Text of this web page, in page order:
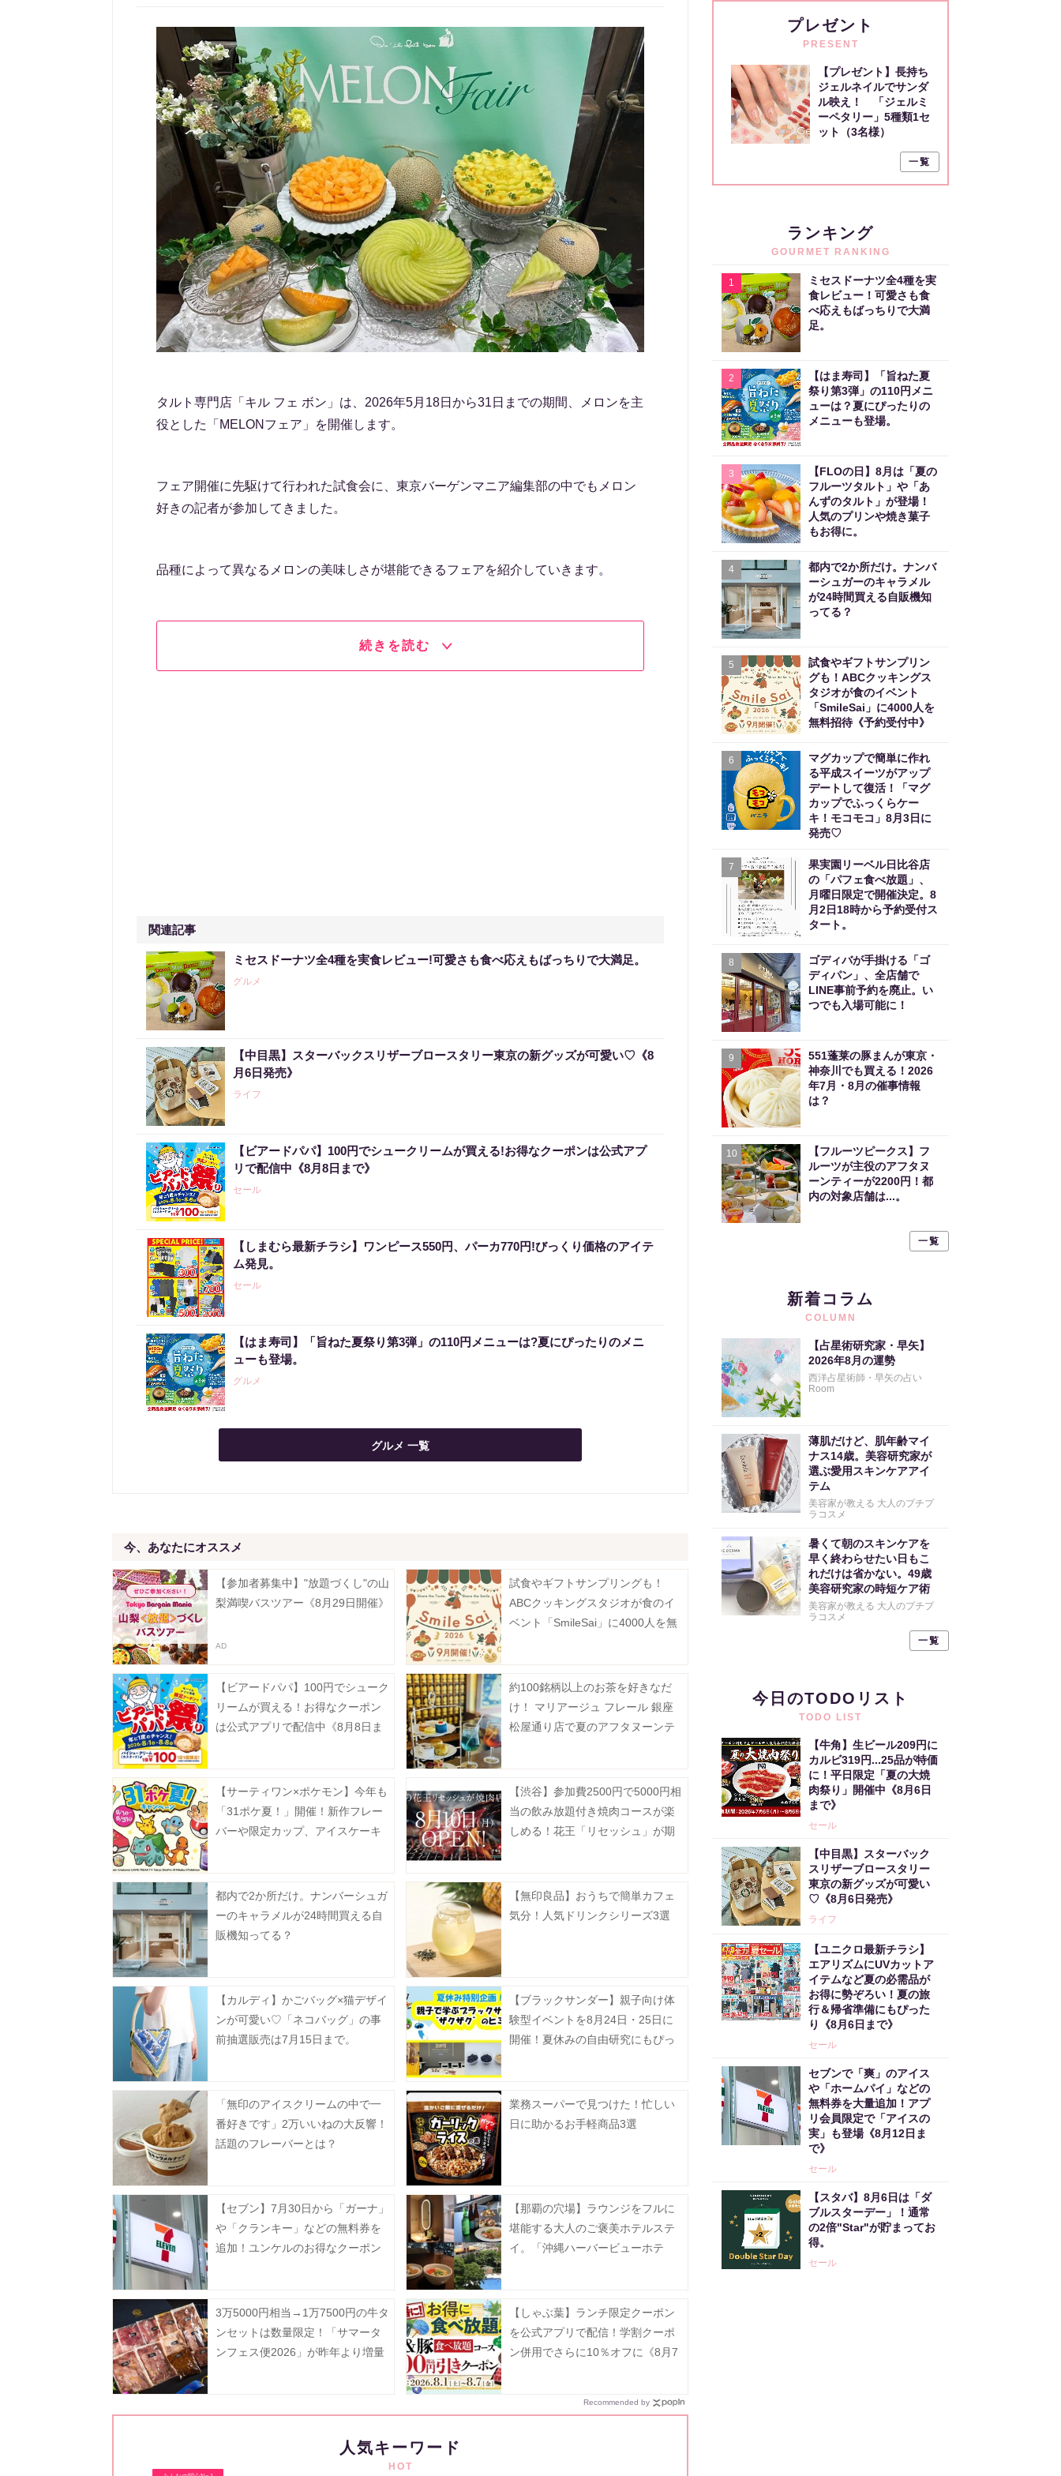
タルト専門店「キル フェ ボン」は、2026年5月18日から31日までの期間、メロンを主
役とした「MELONフェア」を開催します。
フェア開催に先駆けて行われた試食会に、東京バーゲンマニア編集部の中でもメロン
好きの記者が参加してきました。
品種によって異なるメロンの美味しさが堪能できるフェアを紹介していきます。
続きを読む
関連記事
ミセスドーナツ全4種を実食レビュー!可愛さも食べ応えもばっちりで大満足。
グルメ
【中目黒】スターバックスリザーブロースタリー東京の新グッズが可愛い♡《8
月6日発売》
ライフ
【ビアードパパ】100円でシュークリームが買える!お得なクーポンは公式アプ
リで配信中《8月8日まで》
セール
【しまむら最新チラシ】ワンピース550円、パーカ770円!びっくり価格のアイテ
ム発見。
セール
【はま寿司】「旨ねた夏祭り第3弾」の110円メニューは?夏にぴったりのメニ
ューも登場。
グルメ
グルメ 一覧
今、あなたにオススメ
【参加者募集中】"放題づくし"の山
梨満喫バスツアー《8月29日開催》
試食やギフトサンプリングも！
ABCクッキングスタジオが食のイ
ベント「SmileSai」に4000人を無
【ビアードパパ】100円でシューク
リームが買える！お得なクーポン
は公式アプリで配信中《8月8日ま
約100銘柄以上のお茶を好きなだ
け！ マリアージュ フレール 銀座
松屋通り店で夏のアフタヌーンテ
【サーティワン×ポケモン】今年も
「31ポケ夏！」開催！新作フレー
バーや限定カップ、アイスケーキ
【渋谷】参加費2500円で5000円相
当の飲み放題付き焼肉コースが楽
しめる！花王「リセッシュ」が期
都内で2か所だけ。ナンバーシュガ
ーのキャラメルが24時間買える自
販機知ってる？
【無印良品】おうちで簡単カフェ
気分！人気ドリンクシリーズ3選
【カルディ】かごバッグ×猫デザイ
ンが可愛い♡「ネコバッグ」の事
前抽選販売は7月15日まで。
【ブラックサンダー】親子向け体
験型イベントを8月24日・25日に
開催！夏休みの自由研究にもぴっ
「無印のアイスクリームの中で一
番好きです」2万いいねの大反響！
話題のフレーバーとは？
業務スーパーで見つけた！忙しい
日に助かるお手軽商品3選
【セブン】7月30日から「ガーナ」
や「クランキー」などの無料券を
追加！ユンケルのお得なクーポン
【那覇の穴場】ラウンジをフルに
堪能する大人のご褒美ホテルステ
イ。「沖縄ハーバービューホテ
3万5000円相当→1万7500円の牛タ
ンセットは数量限定！「サマータ
ンフェス便2026」が昨年より増量
【しゃぶ葉】ランチ限定クーポン
を公式アプリで配信！学割クーポ
ン併用でさらに10％オフに《8月7
Recommended by
人気キーワード
HOT
プレゼント
PRESENT
【プレゼント】長持ち
ジェルネイルでサンダ
ル映え！ 「ジェルミ
ーペタリー」5種類1セ
ット（3名様）
一覧
ランキング
GOURMET RANKING
1
ミセスドーナツ全4種を実
食レビュー！可愛さも食
べ応えもばっちりで大満
足。
2
【はま寿司】「旨ねた夏
祭り第3弾」の110円メニ
ューは？夏にぴったりの
メニューも登場。
3
【FLOの日】8月は「夏の
フルーツタルト」や「あ
んずのタルト」が登場！
人気のプリンや焼き菓子
もお得に。
4
都内で2か所だけ。ナンバ
ーシュガーのキャラメル
が24時間買える自販機知
ってる？
5
試食やギフトサンプリン
グも！ABCクッキングス
タジオが食のイベント
「SmileSai」に4000人を
無料招待《予約受付中》
6
マグカップで簡単に作れ
る平成スイーツがアップ
デートして復活！「マグ
カップでふっくらケー
キ！モコモコ」8月3日に
発売♡
7
果実園リーベル日比谷店
の「パフェ食べ放題」、
月曜日限定で開催決定。8
月2日18時から予約受付ス
タート。
8
ゴディバが手掛ける「ゴ
ディパン」、全店舗で
LINE事前予約を廃止。い
つでも入場可能に！
9
551蓬莱の豚まんが東京・
神奈川でも買える！2026
年7月・8月の催事情報
は？
10
【フルーツピークス】フ
ルーツが主役のアフタヌ
ーンティーが2200円！都
内の対象店舗は...。
一覧
新着コラム
COLUMN
【占星術研究家・早矢】
2026年8月の運勢
西洋占星術師・早矢の占い
Room
薄肌だけど、肌年齢マイ
ナス14歳。美容研究家が
選ぶ愛用スキンケアアイ
テム
美容家が教える 大人のプチプ
ラコスメ
暑くて朝のスキンケアを
早く終わらせたい日もこ
れだけは省かない。49歳
美容研究家の時短ケア術
美容家が教える 大人のプチプ
ラコスメ
一覧
今日のTODOリスト
TODO LIST
【牛角】生ビール209円に
カルビ319円...25品が特価
に！平日限定「夏の大焼
肉祭り」開催中《8月6日
まで》
セール
【中目黒】スターバック
スリザーブロースタリー
東京の新グッズが可愛い
♡《8月6日発売》
ライフ
【ユニクロ最新チラシ】
エアリズムにUVカットア
イテムなど夏の必需品が
お得に勢ぞろい！夏の旅
行＆帰省準備にもぴった
り《8月6日まで》
セール
セブンで「爽」のアイス
や「ホームパイ」などの
無料券を大量追加！アプ
リ会員限定で「アイスの
実」も登場《8月12日ま
で》
セール
【スタバ】8月6日は「ダ
ブルスターデー」！通常
の2倍"Star"が貯まってお
得。
セール